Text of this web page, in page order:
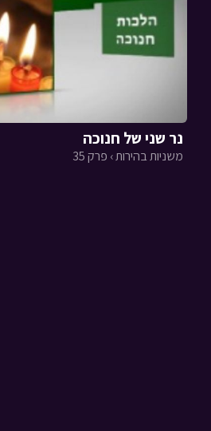
נר שני של חנוכה
משניות בהירות › פרק 35